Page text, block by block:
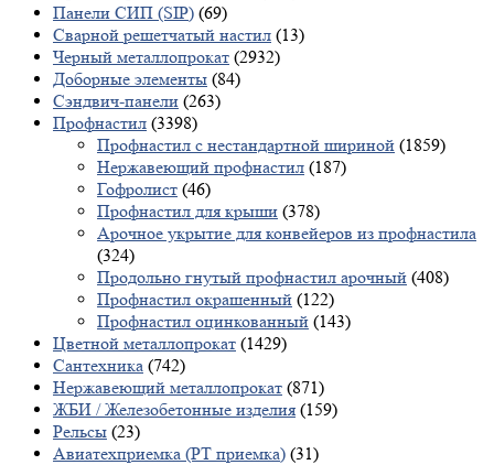
Панели СИП (SIP) (69)
Сварной решетчатый настил (13)
Черный металлопрокат (2932)
Доборные элементы (84)
Сэндвич-панели (263)
Профнастил (3398)
Профнастил с нестандартной шириной (1859)
Нержавеющий профнастил (187)
Гофролист (46)
Профнастил для крыши (378)
Арочное укрытие для конвейеров из профнастила
(324)
Продольно гнутый профнастил арочный (408)
Профнастил окрашенный (122)
Профнастил оцинкованный (143)
Цветной металлопрокат (1429)
Сантехника (742)
Нержавеющий металлопрокат (871)
ЖБИ / Железобетонные изделия (159)
Рельсы (23)
Авиатехприемка (РТ приемка) (31)